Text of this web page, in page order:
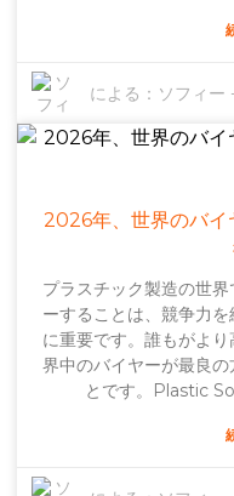
得
を持つ企業を選ぶこと
に特化した企業を選ぶの
生産能力について多くを
について徹底的に調査
界を押し広げることに
ことで、より賢明な選
れてはならないのは、
で、信頼できる企業や
を得られ
による： ソフィー
2026年、世界のバイ
プラスチック製造の世
ーすることは、競争力
に重要です。誰もがよ
界中のバイヤーが最良
とです。Plastic
間違いなく業界をリー